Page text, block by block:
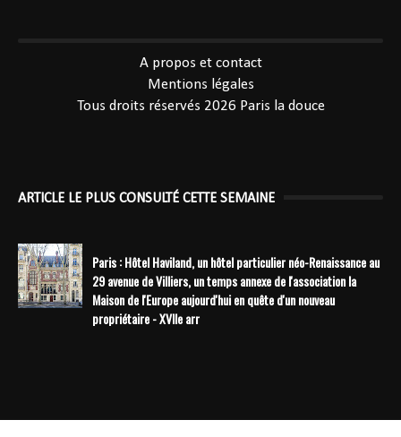
A propos et contact
Mentions légales
Tous droits réservés 2026 Paris la douce
ARTICLE LE PLUS CONSULTÉ CETTE SEMAINE
Paris : Hôtel Haviland, un hôtel particulier néo-Renaissance au
29 avenue de Villiers, un temps annexe de l'association la
Maison de l'Europe aujourd'hui en quête d'un nouveau
propriétaire - XVIIe arr